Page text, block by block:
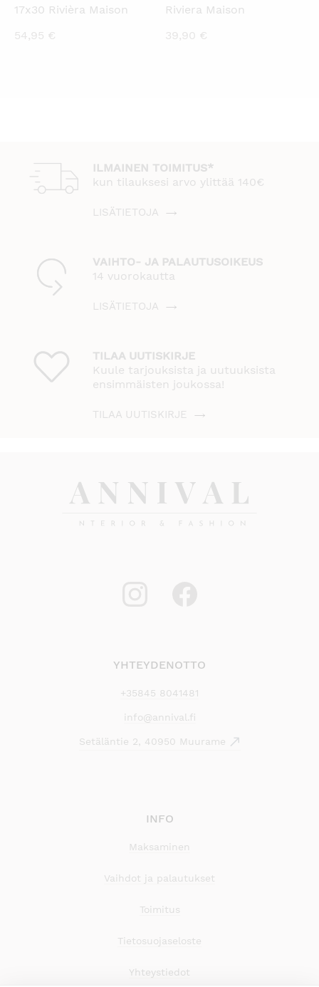
17x30 Rivièra Maison
54,95 €
Riviera Maison
39,90 €
ILMAINEN TOIMITUS*
kun tilauksesi arvo ylittää 140€
LISÄTIETOJA
VAIHTO- JA PALAUTUSOIKEUS
14 vuorokautta
LISÄTIETOJA
TILAA UUTISKIRJE
Kuule tarjouksista ja uutuuksista
ensimmäisten joukossa!
TILAA UUTISKIRJE
YHTEYDENOTTO
+35845 8041481
info@annival.fi
Setäläntie 2, 40950 Muurame
INFO
Maksaminen
Vaihdot ja palautukset
Toimitus
Tietosuojaseloste
Yhteystiedot